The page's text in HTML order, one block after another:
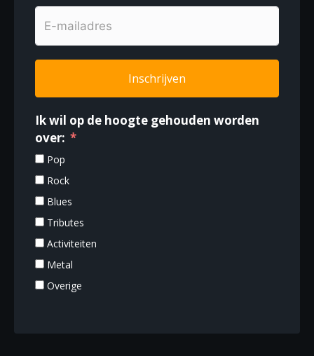
Inschrijven
Ik wil op de hoogte gehouden worden
over:
Pop
Rock
Blues
Tributes
Activiteiten
Metal
Overige